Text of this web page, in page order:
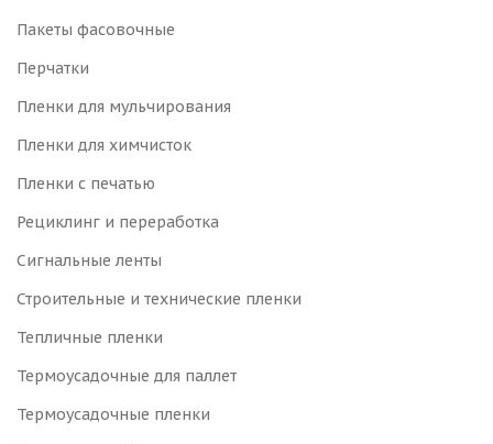
Пакеты фасовочные
Перчатки
Пленки для мульчирования
Пленки для химчисток
Пленки с печатью
Рециклинг и переработка
Сигнальные ленты
Строительные и технические пленки
Тепличные пленки
Термоусадочные для паллет
Термоусадочные пленки